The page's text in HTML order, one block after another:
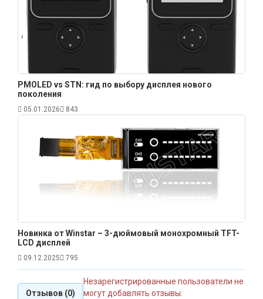
PMOLED vs STN: гид по выбору дисплея нового
поколения
05.01.2026 843
Новинка от Winstar – 3-дюймовый монохромный TFT-
LCD дисплей
09.12.2025 795
Отзывов (0)
Незарегистрированные пользователи не
могут добавлять отзывы.